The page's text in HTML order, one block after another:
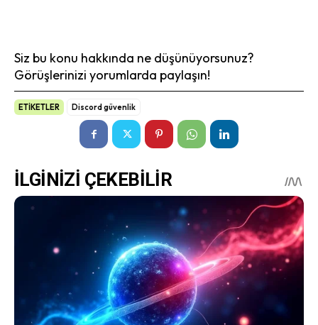
Siz bu konu hakkında ne düşünüyorsunuz?
Görüşlerinizi yorumlarda paylaşın!
ETİKETLER Discord güvenlik